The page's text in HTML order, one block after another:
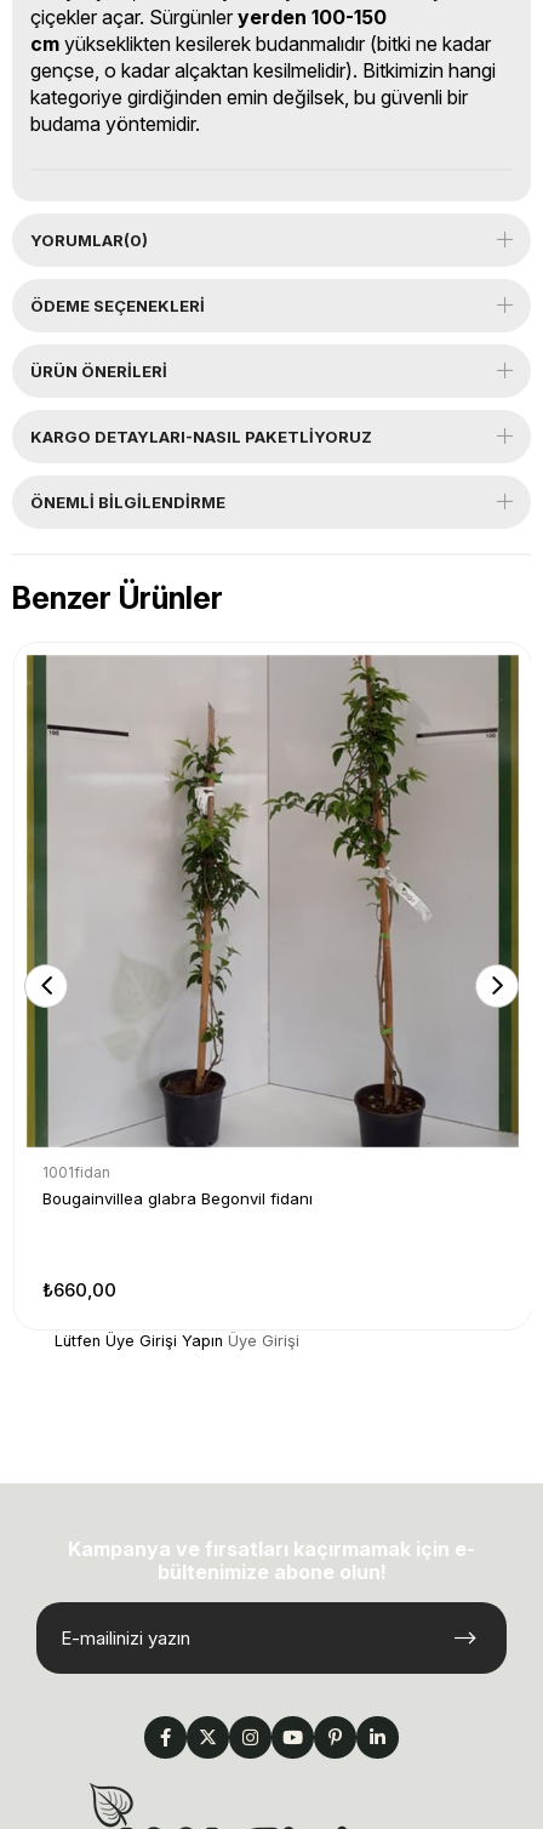
çiçekler açar. Sürgünler yerden 100-150
cm yükseklikten kesilerek budanmalıdır (bitki ne kadar
gençse, o kadar alçaktan kesilmelidir). Bitkimizin hangi
kategoriye girdiğinden emin değilsek, bu güvenli bir
budama yöntemidir.
YORUMLAR(0)
ÖDEME SEÇENEKLERI
ÜRÜN ÖNERILERI
KARGO DETAYLARI-NASIL PAKETLİYORUZ
ÖNEMLI BILGILENDIRME
Benzer Ürünler
1001fidan
Bougainvillea glabra Begonvil fidanı
₺660,00
Lütfen Üye Girişi Yapın Üye Girişi
Kampanya ve fırsatları kaçırmamak için e-
bültenimize abone olun!